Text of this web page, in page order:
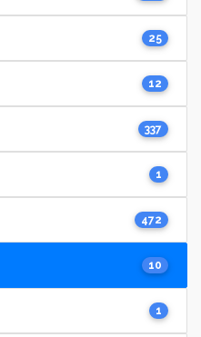
25
12
337
1
472
10
1